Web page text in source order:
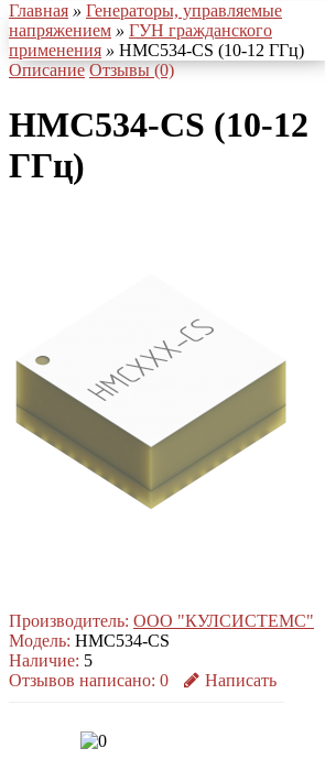
Главная » Генераторы, управляемые
напряжением » ГУН гражданского
применения » HMC534-CS (10-12 ГГц)
Описание Отзывы (0)
HMC534-CS (10-12
ГГц)
Производитель: ООО "КУЛСИСТЕМС"
Модель: HMC534-CS
Наличие: 5
Отзывов написано: 0 Написать